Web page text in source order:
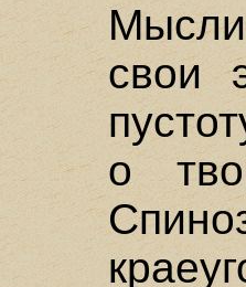
свои
о